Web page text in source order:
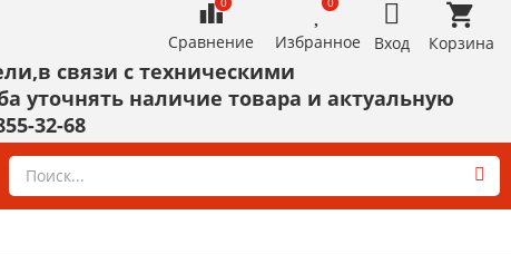
Сравнение Избранное Вход Корзина
связи с техническими
уточнять наличие товара и актуальную
32-68